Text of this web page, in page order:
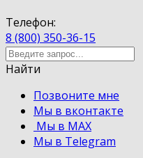
Телефон:
8 (800) 350-36-15
Найти
Позвоните мне
Мы в вконтакте
Мы в MAX
Мы в Telegram